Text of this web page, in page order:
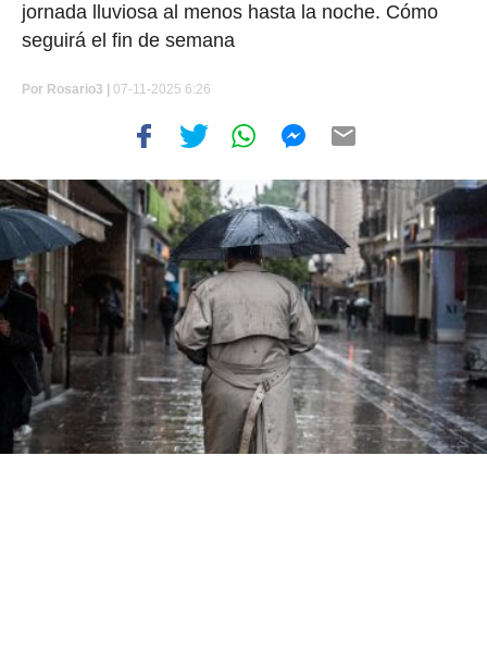
jornada lluviosa al menos hasta la noche. Cómo
seguirá el fin de semana
Por Rosario3 | 07-11-2025 6:26